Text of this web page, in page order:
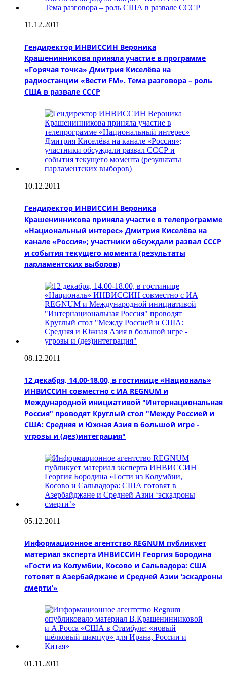
11.12.2011
Гендиректор ИНВИССИН Вероника
Крашенинникова приняла участие в программе
«Горячая точка» Дмитрия Киселёва на
радиостанции «Вести FM». Тема разговора – роль
США в развале СССР
10.12.2011
Гендиректор ИНВИССИН Вероника
Крашенинникова приняла участие в телепрограмме
«Национальный интерес» Дмитрия Киселёва на
канале «Россия»; участники обсуждали развал СССР
и события текущего момента (результаты
парламентских выборов)
08.12.2011
12 декабря, 14.00-18.00, в гостинице «Националь»
ИНВИССИН совместно с ИА REGNUM и
Международной инициативой "Интернациональная
Россия" проводят Круглый стол "Между Россией и
США: Средняя и Южная Азия в большой игре -
угрозы и (дез)интеграция"
05.12.2011
Информационное агентство REGNUM публикует
материал эксперта ИНВИССИН Георгия Бородина
«Гости из Колумбии, Косово и Сальвадора: США
готовят в Азербайджане и Средней Азии ‘эскадроны
смерти’»
01.11.2011